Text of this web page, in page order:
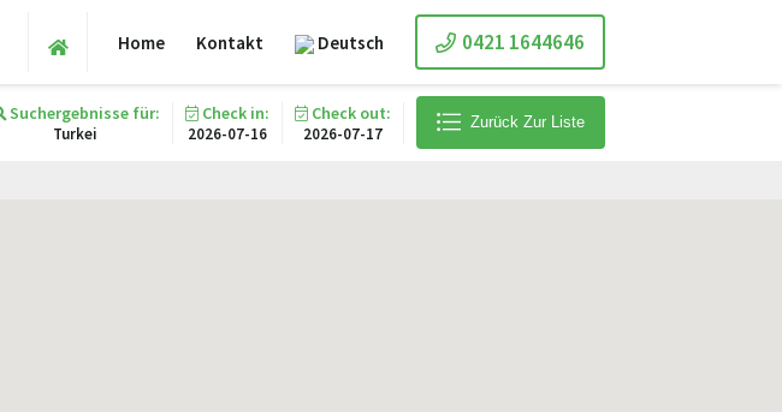
Home Kontakt Deutsch 0421 1644646
Suchergebnisse für:
Turkei
Check in:
2026-07-16
Check out:
2026-07-17
Zurück Zur Liste